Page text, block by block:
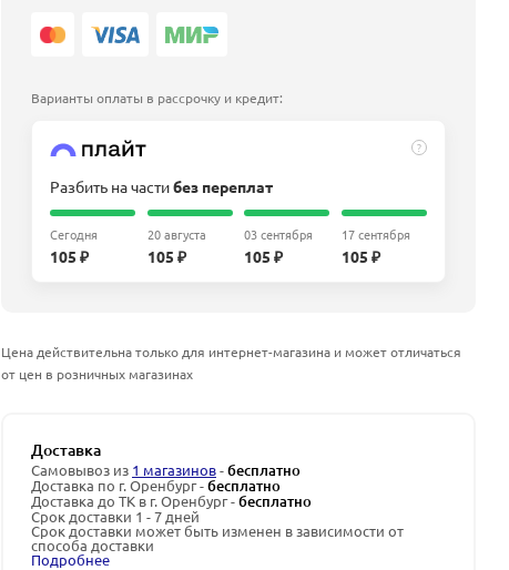
Варианты оплаты в рассрочку и кредит:
?
Разбить на частибез переплат
Сегодня
105 ₽
20 августа
105 ₽
03 сентября
105 ₽
17 сентября
105 ₽
Цена действительна только для интернет-магазина и может отличаться
от цен в розничных магазинах
Доставка
Самовывоз из 1 магазинов-бесплатно
Доставка по г. Оренбург -бесплатно
Доставка до ТК в г. Оренбург -бесплатно
Срок доставки 1 - 7 дней
Срок доставки может быть изменен в зависимости от
способа доставки
Подробнее